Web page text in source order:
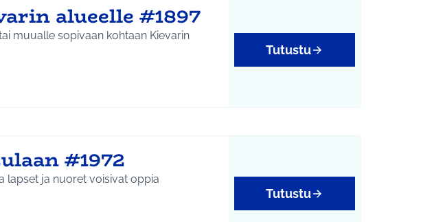
alueelle #1897
muualle sopivaan kohtaan Kievarin
Tutustu
#1972
lapset ja nuoret voisivat oppia
Tutustu